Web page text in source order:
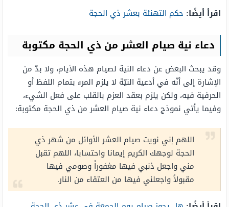
اقرأ أيضًا: حكم التهنئة بعشر ذي الحجة
دعاء نية صيام العشر من ذي الحجة مكتوبة
وقد يبحث البعض عن دعاء النية لصيام هذه الأيام، ولا بدّ من
الإشارة إلى أنّه في أدعية النيّة لا يلزم المرء بتمام اللفظ أو
الحرفية فيه، ولكن يلزم بعقد العزم بالقلب على فعل الشيء،
وفيما يأتي نموذج دعاء نية صيام العشر من ذي الحجة مكتوبة:
اللهم إني نويت صيام العشر الأوائل من شهر ذي
الحجة لوجهك الكريم إيمانا واحتسابا، اللهم تقبل
مني واجعل ذنبي فيها مغفوراً وصومي فيها
مقبولاً واجعلني فيها من العتقاء من النار.